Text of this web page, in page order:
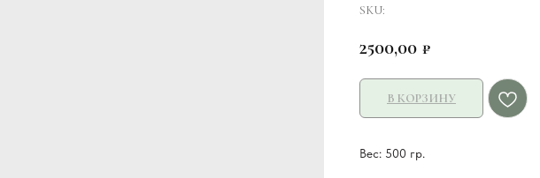
SKU:
2500,00 ₽
В КОРЗИНУ
Вес: 500 гр.